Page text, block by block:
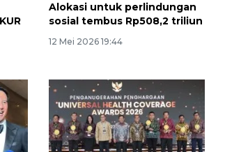
Alokasi untuk perlindungan
sosial tembus Rp508,2 triliun
12 Mei 2026 19:44